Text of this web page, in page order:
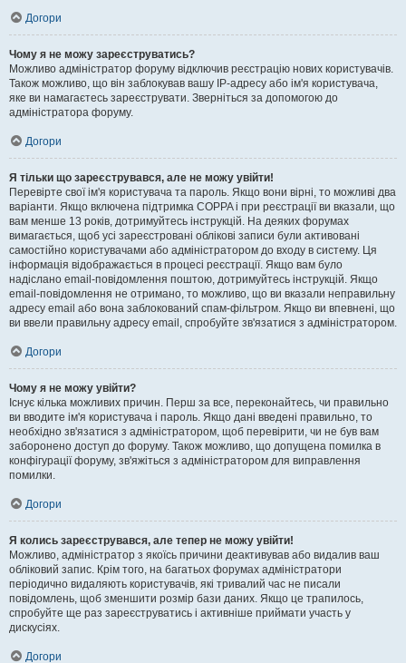
Догори
Чому я не можу зареєструватись?
Можливо адміністратор форуму відключив реєстрацію нових користувачів.
Також можливо, що він заблокував вашу IP-адресу або ім'я користувача,
яке ви намагаєтесь зареєструвати. Зверніться за допомогою до
адміністратора форуму.
Догори
Я тільки що зареєструвався, але не можу увійти!
Перевірте свої ім'я користувача та пароль. Якщо вони вірні, то можливі два
варіанти. Якщо включена підтримка COPPA і при реєстрації ви вказали, що
вам менше 13 років, дотримуйтесь інструкцій. На деяких форумах
вимагається, щоб усі зареєстровані облікові записи були активовані
самостійно користувачами або адміністратором до входу в систему. Ця
інформація відображається в процесі реєстрації. Якщо вам було
надіслано email-повідомлення поштою, дотримуйтесь інструкцій. Якщо
email-повідомлення не отримано, то можливо, що ви вказали неправильну
адресу email або вона заблокований спам-фільтром. Якщо ви впевнені, що
ви ввели правильну адресу email, спробуйте зв'язатися з адміністратором.
Догори
Чому я не можу увійти?
Існує кілька можливих причин. Перш за все, переконайтесь, чи правильно
ви вводите ім'я користувача і пароль. Якщо дані введені правильно, то
необхідно зв'язатися з адміністратором, щоб перевірити, чи не був вам
заборонено доступ до форуму. Також можливо, що допущена помилка в
конфігурації форуму, зв'яжіться з адміністратором для виправлення
помилки.
Догори
Я колись зареєструвався, але тепер не можу увійти!
Можливо, адміністратор з якоїсь причини деактивував або видалив ваш
обліковий запис. Крім того, на багатьох форумах адміністратори
періодично видаляють користувачів, які тривалий час не писали
повідомлень, щоб зменшити розмір бази даних. Якщо це трапилось,
спробуйте ще раз зареєструватись і активніше приймати участь у
дискусіях.
Догори